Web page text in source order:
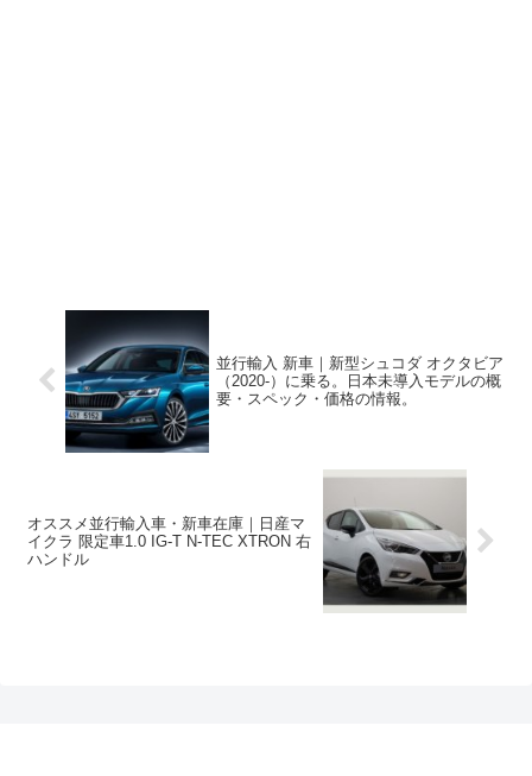
並行輸入 新車｜新型シュコダ オクタビア
（2020-）に乗る。日本未導入モデルの概
要・スペック・価格の情報。
オススメ並行輸入車・新車在庫｜日産マ
イクラ 限定車1.0 IG-T N-TEC XTRON 右
ハンドル